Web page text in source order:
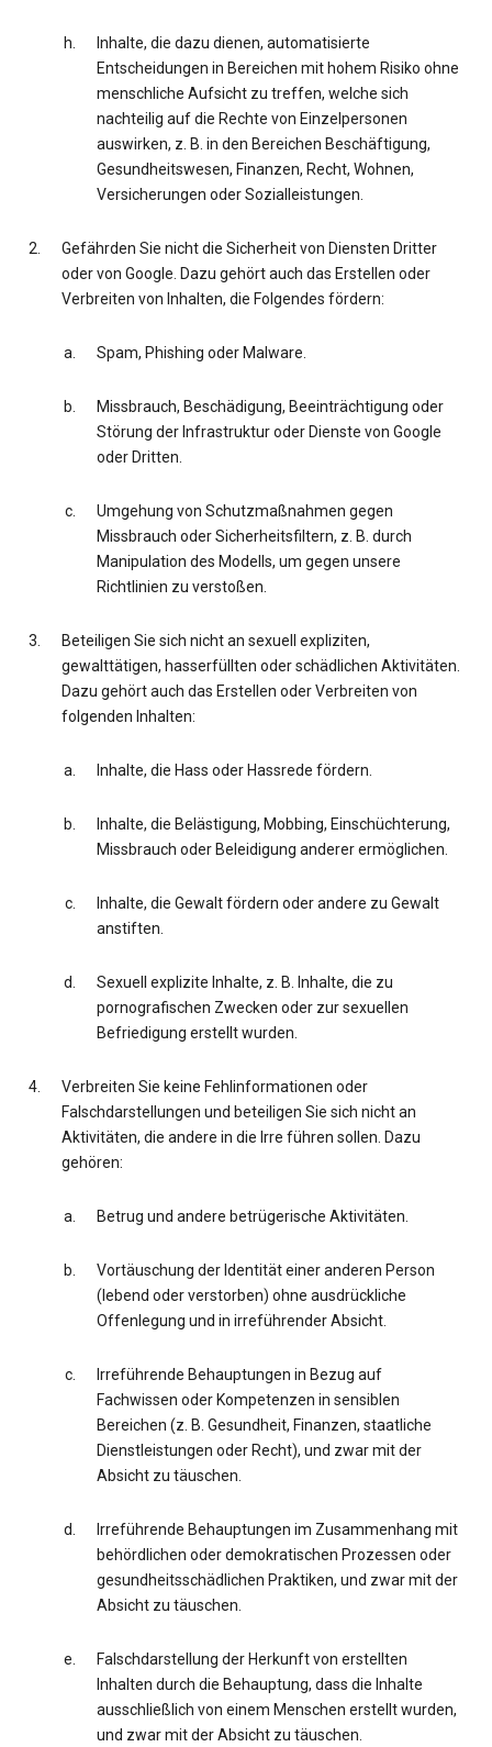
Inhalte, die dazu dienen, automatisierte
Entscheidungen in Bereichen mit hohem Risiko ohne
menschliche Aufsicht zu treffen, welche sich
nachteilig auf die Rechte von Einzelpersonen
auswirken, z. B. in den Bereichen Beschäftigung,
Gesundheitswesen, Finanzen, Recht, Wohnen,
Versicherungen oder Sozialleistungen.
Gefährden Sie nicht die Sicherheit von Diensten Dritter
oder von Google. Dazu gehört auch das Erstellen oder
Verbreiten von Inhalten, die Folgendes fördern:
Spam, Phishing oder Malware.
Missbrauch, Beschädigung, Beeinträchtigung oder
Störung der Infrastruktur oder Dienste von Google
oder Dritten.
Umgehung von Schutzmaßnahmen gegen
Missbrauch oder Sicherheitsfiltern, z. B. durch
Manipulation des Modells, um gegen unsere
Richtlinien zu verstoßen.
Beteiligen Sie sich nicht an sexuell expliziten,
gewalttätigen, hasserfüllten oder schädlichen Aktivitäten.
Dazu gehört auch das Erstellen oder Verbreiten von
folgenden Inhalten:
Inhalte, die Hass oder Hassrede fördern.
Inhalte, die Belästigung, Mobbing, Einschüchterung,
Missbrauch oder Beleidigung anderer ermöglichen.
Inhalte, die Gewalt fördern oder andere zu Gewalt
anstiften.
Sexuell explizite Inhalte, z. B. Inhalte, die zu
pornografischen Zwecken oder zur sexuellen
Befriedigung erstellt wurden.
Verbreiten Sie keine Fehlinformationen oder
Falschdarstellungen und beteiligen Sie sich nicht an
Aktivitäten, die andere in die Irre führen sollen. Dazu
gehören:
Betrug und andere betrügerische Aktivitäten.
Vortäuschung der Identität einer anderen Person
(lebend oder verstorben) ohne ausdrückliche
Offenlegung und in irreführender Absicht.
Irreführende Behauptungen in Bezug auf
Fachwissen oder Kompetenzen in sensiblen
Bereichen (z. B. Gesundheit, Finanzen, staatliche
Dienstleistungen oder Recht), und zwar mit der
Absicht zu täuschen.
Irreführende Behauptungen im Zusammenhang mit
behördlichen oder demokratischen Prozessen oder
gesundheitsschädlichen Praktiken, und zwar mit der
Absicht zu täuschen.
Falschdarstellung der Herkunft von erstellten
Inhalten durch die Behauptung, dass die Inhalte
ausschließlich von einem Menschen erstellt wurden,
und zwar mit der Absicht zu täuschen.